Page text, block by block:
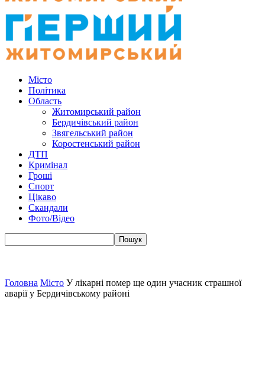
Місто
Політика
Область
Житомирський район
Бердичівський район
Звягельський район
Коростенський район
ДТП
Кримінал
Гроші
Спорт
Цікаво
Скандали
Фото/Відео
Головна Місто У лікарні помер ще один учасник страшної
аварії у Бердичівському районі